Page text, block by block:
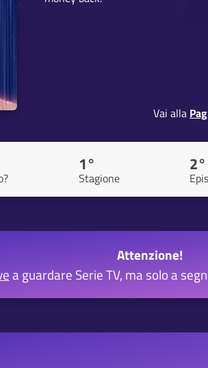
Vai alla
1°
Stagione
2°
Attenzione!
a guardare Serie TV, ma solo a